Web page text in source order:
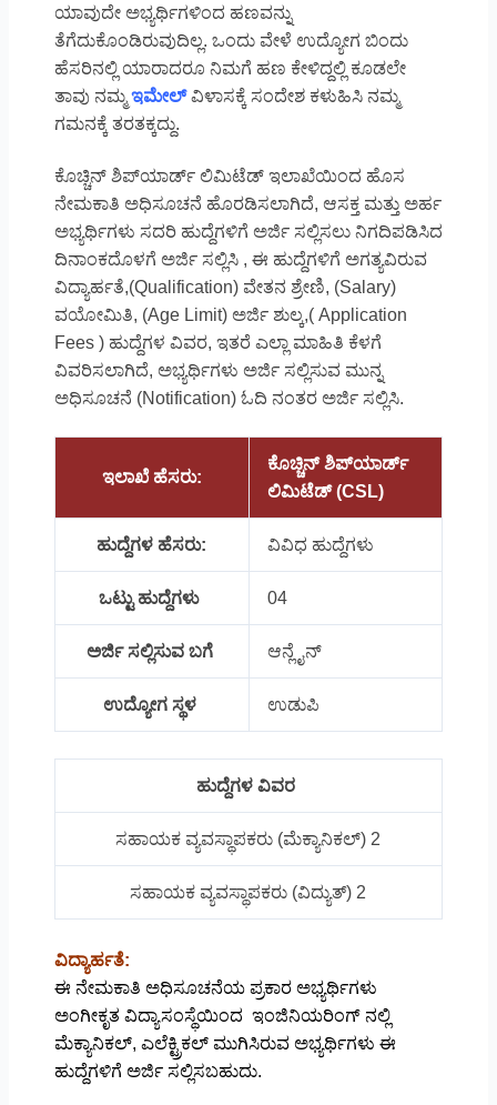
ಯಾವುದೇ ಅಭ್ಯರ್ಥಿಗಳಿಂದ ಹಣವನ್ನು
ತೆಗೆದುಕೊಂಡಿರುವುದಿಲ್ಲ. ಒಂದು ವೇಳೆ ಉದ್ಯೋಗ ಬಿಂದು
ಹೆಸರಿನಲ್ಲಿ ಯಾರಾದರೂ ನಿಮಗೆ ಹಣ ಕೇಳಿದ್ದಲ್ಲಿ ಕೂಡಲೇ
ತಾವು ನಮ್ಮಇಮೇಲ್ವಿಳಾಸಕ್ಕೆ ಸಂದೇಶ ಕಳುಹಿಸಿ ನಮ್ಮ
ಗಮನಕ್ಕೆ ತರತಕ್ಕದ್ದು.
ಕೊಚ್ಚಿನ್ ಶಿಪ್‌ಯಾರ್ಡ್ ಲಿಮಿಟೆಡ್ ಇಲಾಖೆಯಿಂದ ಹೊಸ
ನೇಮಕಾತಿ ಅಧಿಸೂಚನೆ ಹೊರಡಿಸಲಾಗಿದೆ, ಆಸಕ್ತ ಮತ್ತು ಅರ್ಹ
ಅಭ್ಯರ್ಥಿಗಳು ಸದರಿ ಹುದ್ದೆಗಳಿಗೆ ಅರ್ಜಿ ಸಲ್ಲಿಸಲು ನಿಗದಿಪಡಿಸಿದ
ದಿನಾಂಕದೊಳಗೆ ಅರ್ಜಿ ಸಲ್ಲಿಸಿ , ಈ ಹುದ್ದೆಗಳಿಗೆ ಅಗತ್ಯವಿರುವ
ವಿದ್ಯಾರ್ಹತೆ,(Qualification) ವೇತನ ಶ್ರೇಣಿ, (Salary)
ವಯೋಮಿತಿ, (Age Limit) ಅರ್ಜಿ ಶುಲ್ಕ,( Application
Fees ) ಹುದ್ದೆಗಳ ವಿವರ, ಇತರೆ ಎಲ್ಲಾ ಮಾಹಿತಿ ಕೆಳಗೆ
ವಿವರಿಸಲಾಗಿದೆ, ಅಭ್ಯರ್ಥಿಗಳು ಅರ್ಜಿ ಸಲ್ಲಿಸುವ ಮುನ್ನ
ಅಧಿಸೂಚನೆ (Notification) ಓದಿ ನಂತರ ಅರ್ಜಿ ಸಲ್ಲಿಸಿ.
ಇಲಾಖೆ ಹೆಸರು:
ಕೊಚ್ಚಿನ್ ಶಿಪ್‌ಯಾರ್ಡ್
ಲಿಮಿಟೆಡ್ (CSL)
ಹುದ್ದೆಗಳ ಹೆಸರು: ವಿವಿಧ ಹುದ್ದೆಗಳು
ಒಟ್ಟು ಹುದ್ದೆಗಳು 04
ಅರ್ಜಿ ಸಲ್ಲಿಸುವ ಬಗೆ ಆನ್ಲೈನ್
ಉದ್ಯೋಗ ಸ್ಥಳ ಉಡುಪಿ
ಹುದ್ದೆಗಳ ವಿವರ
ಸಹಾಯಕ ವ್ಯವಸ್ಥಾಪಕರು (ಮೆಕ್ಯಾನಿಕಲ್) 2
ಸಹಾಯಕ ವ್ಯವಸ್ಥಾಪಕರು (ವಿದ್ಯುತ್) 2
ವಿದ್ಯಾರ್ಹತೆ:
ಈ ನೇಮಕಾತಿ ಅಧಿಸೂಚನೆಯ ಪ್ರಕಾರ ಅಭ್ಯರ್ಥಿಗಳು
ಅಂಗೀಕೃತ ವಿದ್ಯಾಸಂಸ್ಥೆಯಿಂದ ಇಂಜಿನಿಯರಿಂಗ್ ನಲ್ಲಿ
ಮೆಕ್ಯಾನಿಕಲ್, ಎಲೆಕ್ಟ್ರಿಕಲ್ ಮುಗಿಸಿರುವ ಅಭ್ಯರ್ಥಿಗಳು ಈ
ಹುದ್ದೆಗಳಿಗೆ ಅರ್ಜಿ ಸಲ್ಲಿಸಬಹುದು.